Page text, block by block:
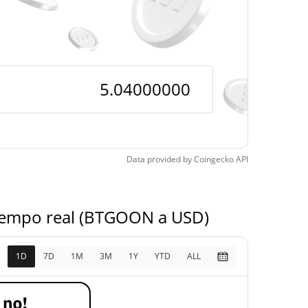
Low
2026 (2 months ago)
$4,63
8.85%
Data provided byCoingeckoAPI
real (BTGOON a USD)
1D 7D 1M 3M 1Y YTD ALL